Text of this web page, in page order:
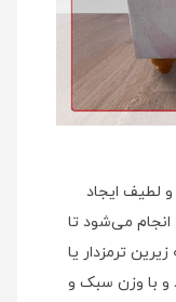
لطیف ایجاد
می‌شود تا
ترمزدار یا
و با وزن سبک و